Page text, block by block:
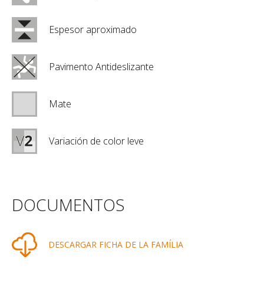
Espesor aproximado
Pavimento Antideslizante
Mate
Variación de color leve
DOCUMENTOS
DESCARGAR FICHA DE LA FAMÍLIA